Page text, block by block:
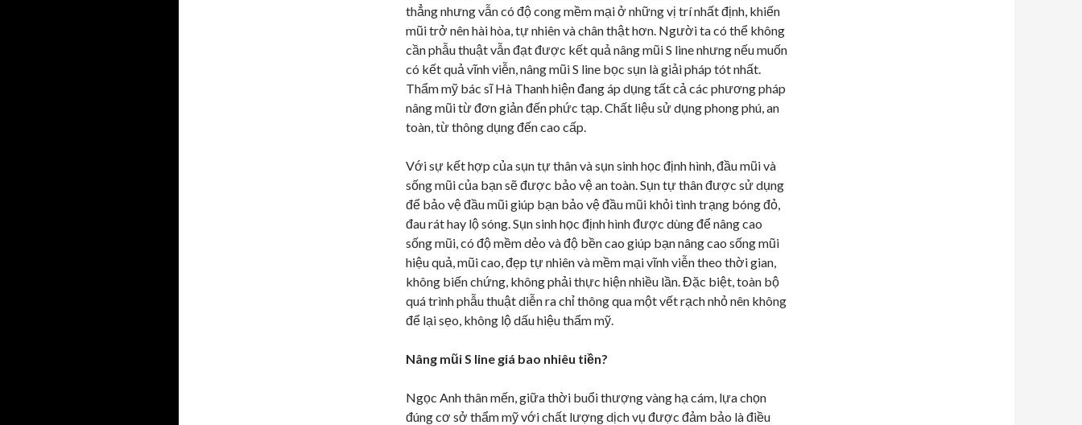
thẳng nhưng vẫn có độ cong mềm mại ở những vị trí nhất định, khiến
mũi trở nên hài hòa, tự nhiên và chân thật hơn. Người ta có thể không
cần phẫu thuật vẫn đạt được kết quả nâng mũi S line nhưng nếu muốn
có kết quả vĩnh viễn, nâng mũi S line bọc sụn là giải pháp tót nhất.
Thẩm mỹ bác sĩ Hà Thanh hiện đang áp dụng tất cả các phương pháp
nâng mũi từ đơn giản đến phức tạp. Chất liệu sử dụng phong phú, an
toàn, từ thông dụng đến cao cấp.
Với sự kết hợp của sụn tự thân và sụn sinh học định hình, đầu mũi và
sống mũi của bạn sẽ được bảo vệ an toàn. Sụn tự thân được sử dụng
để bảo vệ đầu mũi giúp bạn bảo vệ đầu mũi khỏi tình trạng bóng đỏ,
đau rát hay lộ sóng. Sụn sinh học định hình được dùng để nâng cao
sống mũi, có độ mềm dẻo và độ bền cao giúp bạn nâng cao sống mũi
hiệu quả, mũi cao, đẹp tự nhiên và mềm mại vĩnh viễn theo thời gian,
không biến chứng, không phải thực hiện nhiều lần. Đặc biệt, toàn bộ
quá trình phẫu thuật diễn ra chỉ thông qua một vết rạch nhỏ nên không
để lại sẹo, không lộ dấu hiệu thẩm mỹ.
Nâng mũi S line giá bao nhiêu tiền?
Ngọc Anh thân mến, giữa thời buổi thượng vàng hạ cám, lựa chọn
đúng cơ sở thẩm mỹ với chất lượng dịch vụ được đảm bảo là điều